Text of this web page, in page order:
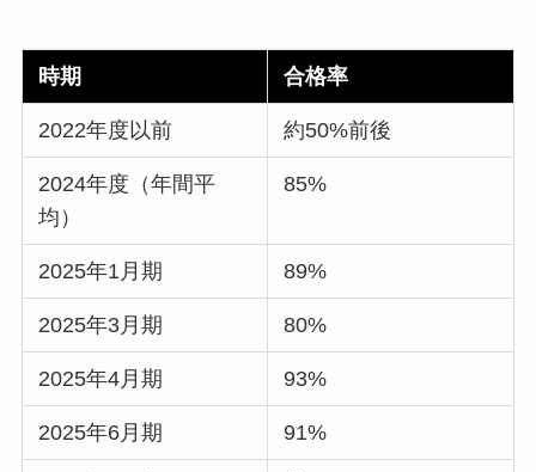
時期 合格率
2022年度以前 約50%前後
2024年度（年間平
均）
85%
2025年1月期 89%
2025年3月期 80%
2025年4月期 93%
2025年6月期 91%